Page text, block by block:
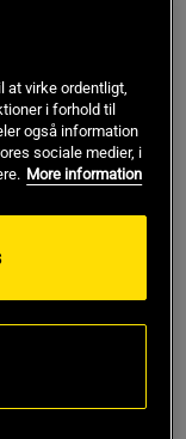
at virke ordentligt,
i forhold til
også information
sociale medier, i
More information